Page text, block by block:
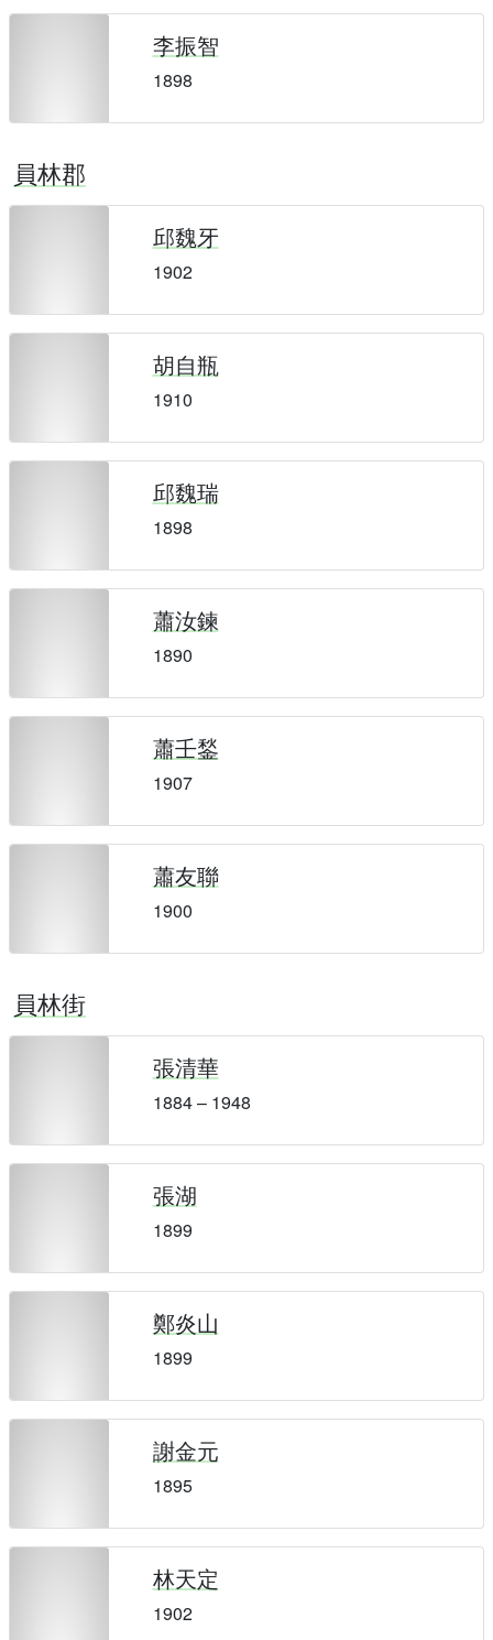
李振智
1898
員林郡
邱魏牙
1902
胡自瓶
1910
邱魏瑞
1898
蕭汝鍊
1890
蕭壬鍫
1907
蕭友聯
1900
員林街
張清華
1884 – 1948
張湖
1899
鄭炎山
1899
謝金元
1895
林天定
1902